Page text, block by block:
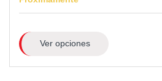
Ver opciones